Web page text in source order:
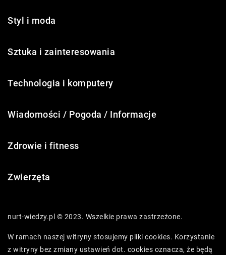
Styl i moda
Sztuka i zainteresowania
Technologia i komputery
Wiadomości / Pogoda / Informacje
Zdrowie i fitness
Zwierzęta
nurt-wiedzy.pl © 2023. Wszelkie prawa zastrzeżone.
W ramach naszej witryny stosujemy pliki cookies. Korzystanie
z witryny bez zmiany ustawień dot. cookies oznacza, że będą